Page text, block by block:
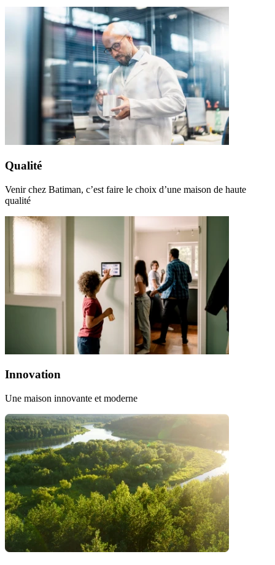
Qualité
Venir chez Batiman, c’est faire le choix d’une maison de haute
qualité
Innovation
Une maison innovante et moderne